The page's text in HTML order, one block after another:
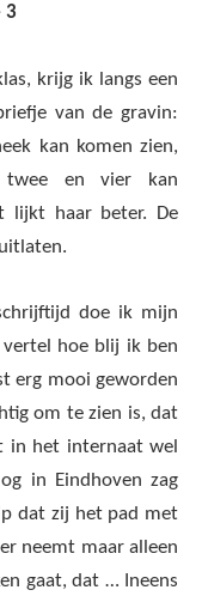
3
krijg ik langs een
van de gravin:
kan komen zien,
twee en vier kan
lijkt haar beter. De
doe ik mijn
hoe blij ik ben
erg mooi geworden
om te zien is, dat
in het internaat wel
in Eindhoven zag
dat zij het pad met
neemt maar alleen
gaat, dat … Ineens